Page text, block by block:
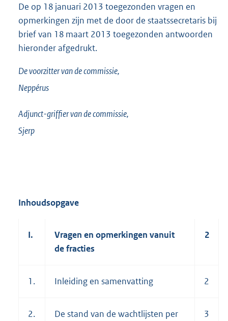
De op 18 januari 2013 toegezonden vragen en
opmerkingen zijn met de door de staatssecretaris bij
brief van 18 maart 2013 toegezonden antwoorden
hieronder afgedrukt.
De voorzitter van de commissie,
Neppérus
Adjunct-griffier van de commissie,
Sjerp
Inhoudsopgave
I.
Vragen en opmerkingen vanuit
de fracties
2
1. Inleiding en samenvatting 2
2.
De stand van de wachtlijsten per
3